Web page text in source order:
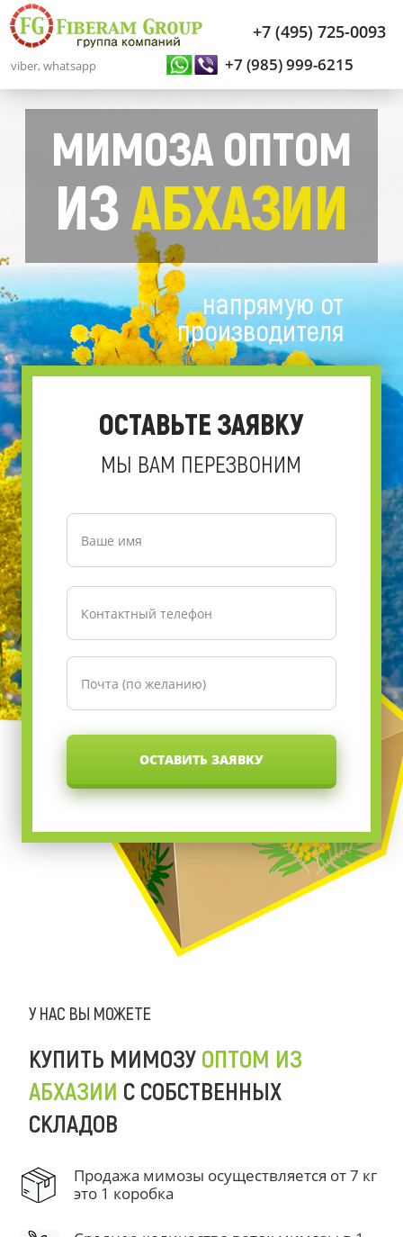
+7 (495) 725-0093
+7 (985) 999-6215
viber, whatsapp
ОСТАВИТЬ ЗАЯВКУ
ОСТАВЬТЕ ЗАЯВКУ
МЫ ВАМ ПЕРЕЗВОНИМ
напрямую от
производителя
МИМОЗА ОПТОМ
ИЗАБХАЗИИ
У НАС ВЫ МОЖЕТЕ
КУПИТЬ МИМОЗУ ОПТОМ ИЗ
АБХАЗИИ С СОБСТВЕННЫХ
СКЛАДОВ
Продажа мимозы осуществляется от 7 кг
это 1 коробка